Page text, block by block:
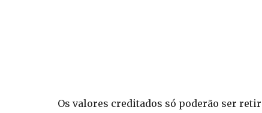
Os valores creditados só poderão ser